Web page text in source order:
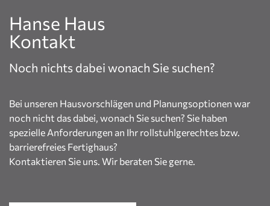
Noch nichts dabei wonach Sie suchen?
Hanse Haus
Kontakt
Bei unseren Hausvorschlägen und Planungsoptionen war
noch nicht das dabei, wonach Sie suchen? Sie haben
spezielle Anforderungen an Ihr rollstuhlgerechtes bzw.
barrierefreies Fertighaus?
Kontaktieren Sie uns. Wir beraten Sie gerne.